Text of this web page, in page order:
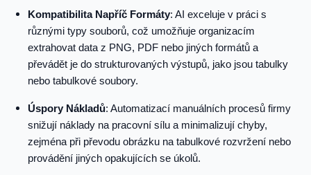
Kompatibilita Napříč Formáty: AI exceluje v práci s
různými typy souborů, což umožňuje organizacím
extrahovat data z PNG, PDF nebo jiných formátů a
převádět je do strukturovaných výstupů, jako jsou tabulky
nebo tabulkové soubory.
Úspory Nákladů: Automatizací manuálních procesů firmy
snižují náklady na pracovní sílu a minimalizují chyby,
zejména při převodu obrázku na tabulkové rozvržení nebo
provádění jiných opakujících se úkolů.